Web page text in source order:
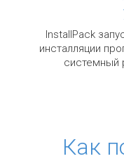
InstallPack
инсталляции
системный
Как